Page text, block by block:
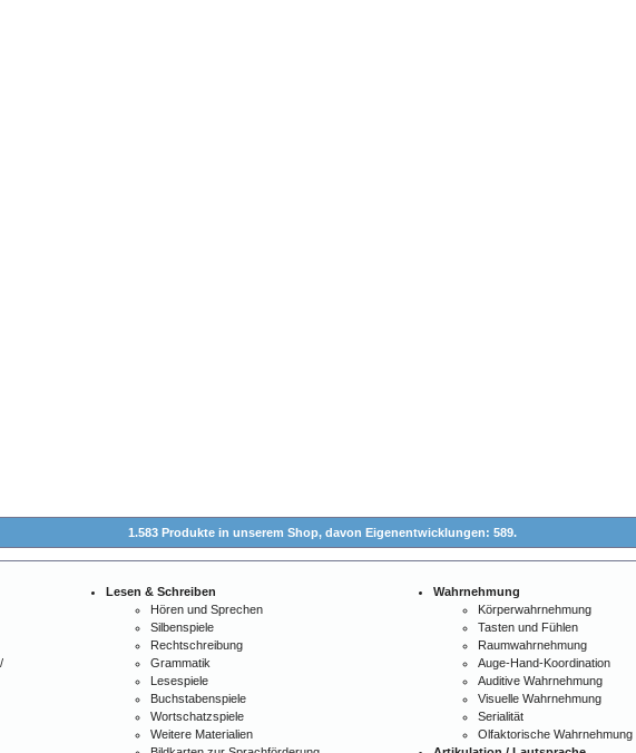
1.583 Produkte in unserem Shop, davon Eigenentwicklungen: 589.
Lesen & Schreiben
Hören und Sprechen
Silbenspiele
Rechtschreibung
Grammatik
Lesespiele
Buchstabenspiele
Wortschatzspiele
Weitere Materialien
Wahrnehmung
Körperwahrnehmung
Tasten und Fühlen
Raumwahrnehmung
Auge-Hand-Koordination
Auditive Wahrnehmung
Visuelle Wahrnehmung
Serialität
Olfaktorische Wahrnehmung